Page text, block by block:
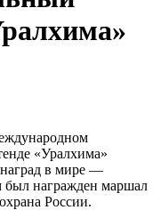
«Уралхима»
наград в мире —
награжден маршал
России.